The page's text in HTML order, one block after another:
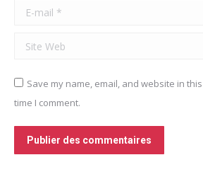
E-mail *
Site Web
Save my name, email, and website in
time I comment.
Publier des commentaires